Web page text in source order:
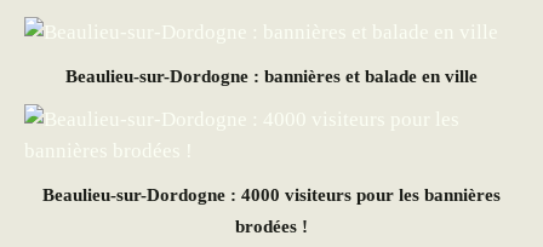
Beaulieu-sur-Dordogne : bannières et balade en ville
Beaulieu-sur-Dordogne : 4000 visiteurs pour les bannières
brodées !